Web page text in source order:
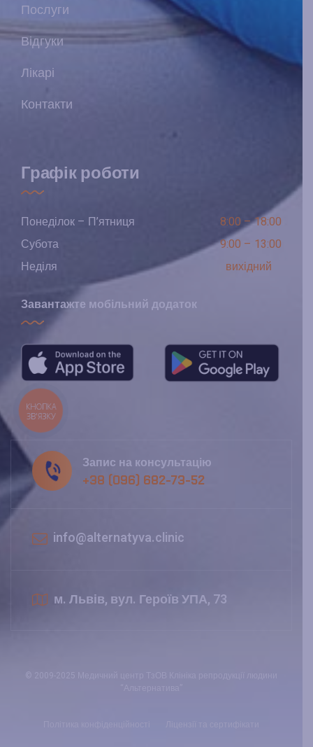
Послуги
Відгуки
Лікарі
Контакти
Графік роботи
Понеділок – П’ятниця
8:00 – 18:00
Субота
9:00 – 13:00
Неділя
вихідний
Завантажте мобільний додаток
Запис на консультацію
+38 (096) 682-73-52
info@alternatyva.clinic
м. Львів, вул. Героїв УПА, 73
© 2009-2025 Медичний центр ТзОВ Клініка репродукції людини
КНОПКА
ЗВ'ЯЗКУ